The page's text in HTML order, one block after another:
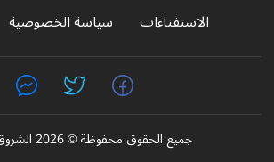
الاستفتاءات
سياسة الخصوصية
جميع الحقوق محفوظة © 2026 الشروق أونلاين